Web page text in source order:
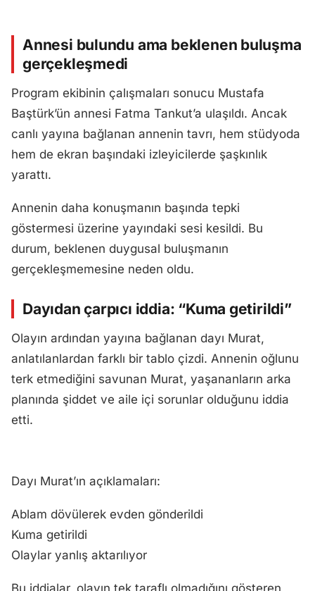
Annesi bulundu ama beklenen buluşma
gerçekleşmedi
Program ekibinin çalışmaları sonucu Mustafa
Baştürk’ün annesi Fatma Tankut’a ulaşıldı. Ancak
canlı yayına bağlanan annenin tavrı, hem stüdyoda
hem de ekran başındaki izleyicilerde şaşkınlık
yarattı.
Annenin daha konuşmanın başında tepki
göstermesi üzerine yayındaki sesi kesildi. Bu
durum, beklenen duygusal buluşmanın
gerçekleşmemesine neden oldu.
Dayıdan çarpıcı iddia: “Kuma getirildi”
Olayın ardından yayına bağlanan dayı Murat,
anlatılanlardan farklı bir tablo çizdi. Annenin oğlunu
terk etmediğini savunan Murat, yaşananların arka
planında şiddet ve aile içi sorunlar olduğunu iddia
etti.
Dayı Murat’ın açıklamaları:
Ablam dövülerek evden gönderildi
Kuma getirildi
Olaylar yanlış aktarılıyor
Bu iddialar, olayın tek taraflı olmadığını gösteren